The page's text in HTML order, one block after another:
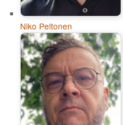
Niko Peltonen